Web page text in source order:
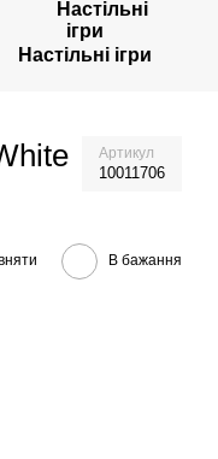
Настільні ігри
Артикул
10011706
В бажання